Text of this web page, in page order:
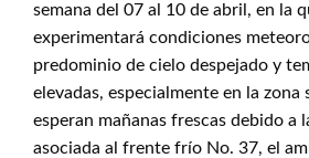
semana del 07 al 10 de abril, en la
experimentará condiciones
predominio de cielo despejado y
elevadas, especialmente en la zona
esperan mañanas frescas debido a
asociada al frente frío No. 37, el